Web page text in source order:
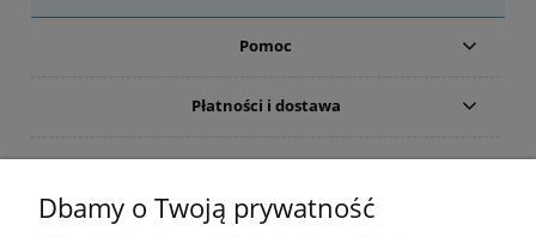
Pomoc
Płatności i dostawa
Moje konto
Informacje
Dbamy o Twoją prywatność